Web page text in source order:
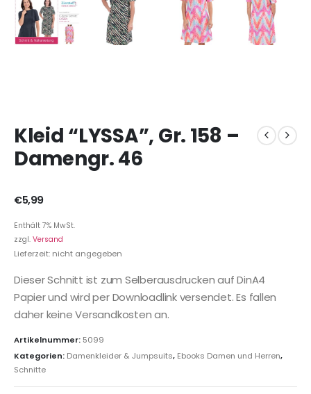
Kleid “LYSSA”, Gr. 158 –
Damengr. 46
€5,99
Enthält 7% MwSt.
zzgl. Versand
Lieferzeit: nicht angegeben
Dieser Schnitt ist zum Selberausdrucken auf DinA4
Papier und wird per Downloadlink versendet. Es fallen
daher keine Versandkosten an.
Artikelnummer: 5099
Kategorien: Damenkleider & Jumpsuits, Ebooks Damen und Herren,
Schnitte